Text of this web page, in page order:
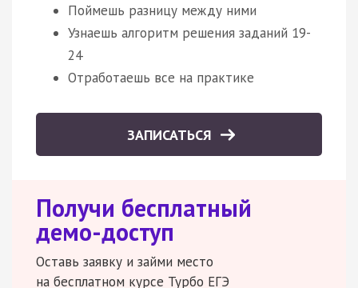
Поймешь разницу между ними
Узнаешь алгоритм решения заданий 19-
24
Отработаешь все на практике
ЗАПИСАТЬСЯ
Получи бесплатный
демо-доступ
Оставь заявку и займи место
на бесплатном курсе Турбо ЕГЭ